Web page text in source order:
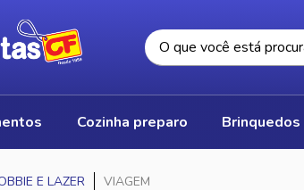
cozinha preparo brinquedos
E LAZER VIAGEM